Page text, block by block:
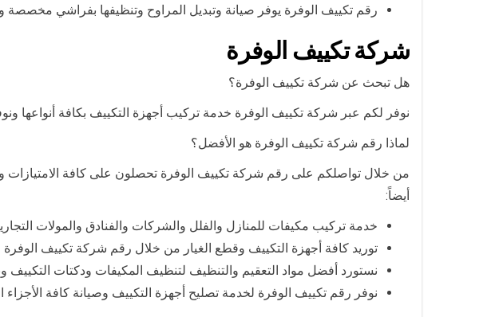
رقم تكييف الوفرة يوفر صيانة وتبديل المراوح وتنظيفها بفراشي مخصصة
شركة تكييف الوفرة
هل تبحث عن شركة تكييف الوفرة؟
نوفر لكم عبر شركة تكييف الوفرة خدمة تركيب أجهزة التكييف بكافة أنواعها
لماذا رقم شركة تكييف الوفرة هو الأفضل؟
من خلال تواصلكم على رقم شركة تكييف الوفرة تحصلون على كافة الامتيازات
أيضاً:
خدمة تركيب مكيفات للمنازل والفلل والشركات والفنادق والمولات
توريد كافة أجهزة التكييف وقطع الغيار من خلال رقم شركة تكييف الوفرة
نستورد أفضل مواد التعقيم والتنظيف لتنظيف المكيفات ودكتات التكييف
نوفر رقم تكييف الوفرة لخدمة تصليح أجهزة التكييف وصيانة كافة الأجزاء